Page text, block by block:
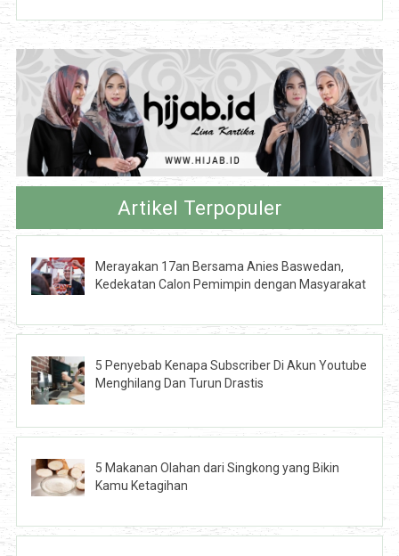
Artikel Terpopuler
Merayakan 17an Bersama Anies Baswedan,
Kedekatan Calon Pemimpin dengan Masyarakat
5 Penyebab Kenapa Subscriber Di Akun Youtube
Menghilang Dan Turun Drastis
5 Makanan Olahan dari Singkong yang Bikin
Kamu Ketagihan